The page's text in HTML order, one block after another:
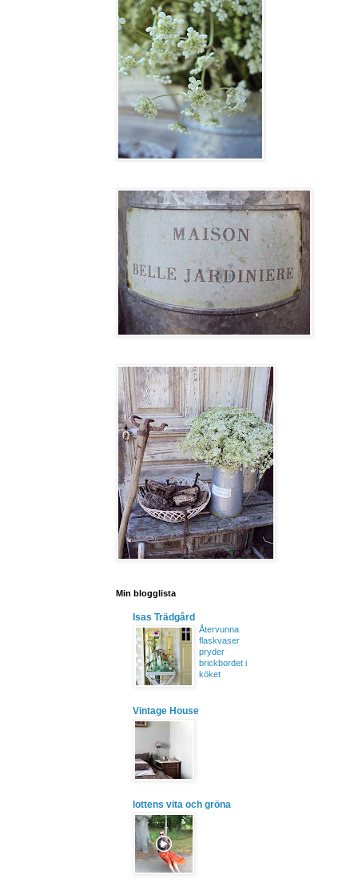
Min blogglista
Isas Trädgård
Återvunna
flaskvaser
pryder
brickbordet i
köket
Vintage House
lottens vita och gröna